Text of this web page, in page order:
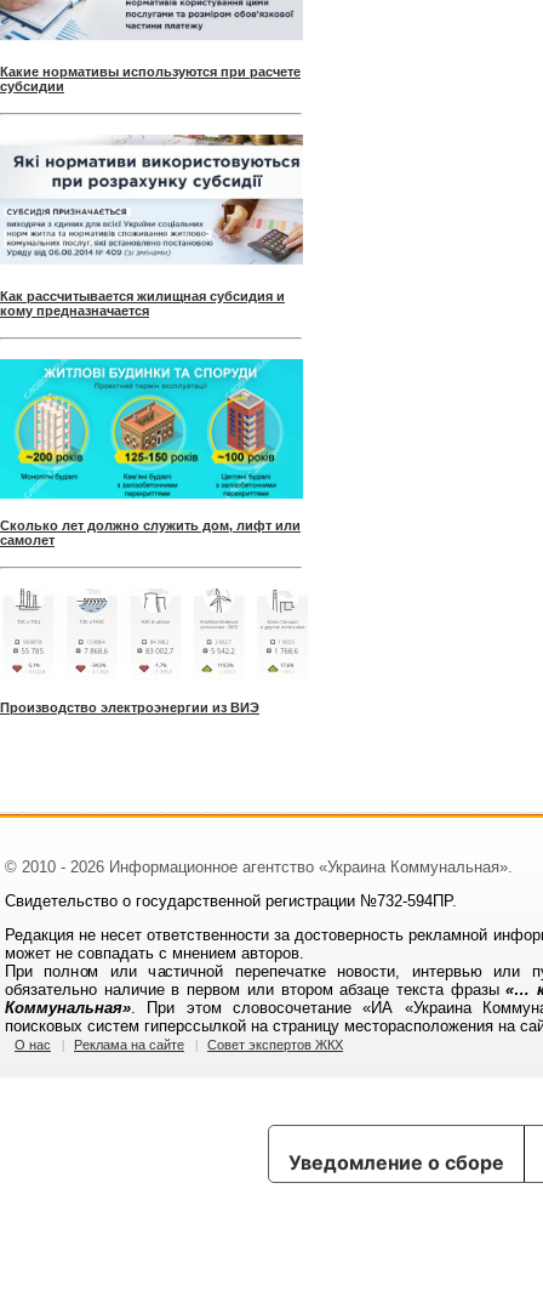
Какие нормативы используются при расчете
субсидии
Как рассчитывается жилищная субсидия и
кому предназначается
Сколько лет должно служить дом, лифт или
самолет
Производство электроэнергии из ВИЭ
© 2010 - 2026 Информационное агентство «Украина Коммунальная».
Свидетельство о государственной регистрации №732-594ПР.
Редакция не несет ответственности за достоверность рекламной
может не совпадать с мнением авторов.
При полном или частичной перепечатке новости, интервью или
обязательно наличие в первом или втором абзаце текста фразы «…
Коммунальная». При этом словосочетание «ИА «Украина
поисковых систем гиперссылкой на страницу месторасположения на
О нас Реклама на сайте Совет экспертов ЖКХ
Уведомление о сборе